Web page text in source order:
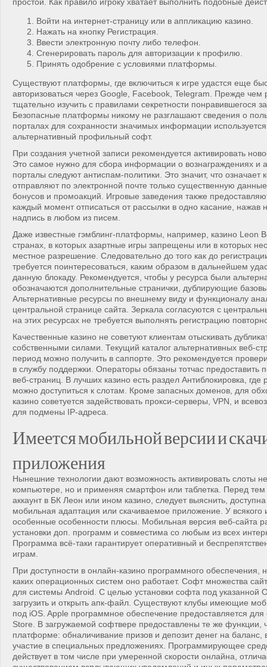
Войти на интернет-страницу или в аппликацию казино.
Нажать на кнопку Регистрация.
Ввести электронную почту либо телефон.
Сгенерировать пароль для авторизации к профилю.
Принять одобрение с условиями платформы.
Существуют платформы, где включиться к игре удастся еще
авторизоваться через Google, Facebook, Telegram. Прежде чем
тщательно изучить с правилами секретности понравившегося
Безопасные платформы никому не разглашают сведения о
порталах для сохранности значимых информации
альтернативный профильный софт.
При создания учетной записи рекомендуется активировать
Это самое нужно для сбора информации о вознаграждениях и
порталы следуют антиспам-политики. Это значит, что означает
отправляют по электронной почте только существенную
бонусов и промоакций. Игровые заведения также
каждый момент отписаться от рассылки в одно касание, нажав
надпись в любом из писем.
Даже известные гэмблинг-платформы, например, казино Leon
странах, в которых азартные игры запрещены или в которых
местное разрешение. Следовательно до того как до
требуется поинтересоваться, каким образом в дальнейшем
данную блокаду. Рекомендуется, чтобы у ресурса были
обозначаются дополнительные странички, дублирующие
Альтернативные ресурсы по внешнему виду и функционалу
центральной странице сайта. Зеркала согласуются с
на этих ресурсах не требуется выполнять регистрацию
Качественные казино не советуют клиентам отыскивать
собственными силами. Текущий каталог альтернативных веб-
период можно получить в саппорте. Этo рекомендуется
в службу поддержки. Операторы обязаны тотчас предоставить
веб-страниц. В лучших казино есть раздел Антиблокировка, где
можно доступиться к слотам. Кроме запасных доменов, для
казино советуется задействовать прокси-серверы, VPN, и
для подмены IP-адреса.
Имеется мобильной версии и
приложения
Нынешние технологии дают возможность активировать слоты
компьютере, но и применяя смартфон или таблетка. Перед тем
аккаунт в БК Леон или ином казино, следует выяснить,
мобильная адаптация или скачиваемое приложение. У всякого
особенные особенности плюсы. Мобильная версия веб-сайта
установки доп. программ и совместима со любым из всех
Программа всё-таки гарантирует оперативный и
играм.
При доступности в онлайн-казино программного обеспечения,
каких операционных систем оно работает. Софт множества
для системы Android. С целью установки софта под указанной
загрузить и открыть апк-файл. Существуют клубы имеющие
под iOS. Apple программное обеспечение предоставляется для
Store. В загружаемой софтвере предоставлены те же функции,
платформе: обналичивание призов и депозит денег на баланс,
участие в специальных предложениях. Программирующее
действует в том числе при умеренной скорости онлайна,